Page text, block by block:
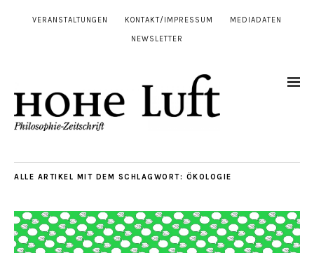
VERANSTALTUNGEN KONTAKT/IMPRESSUM MEDIADATEN
NEWSLETTER
ALLE ARTIKEL MIT DEM SCHLAGWORT: ÖKOLOGIE